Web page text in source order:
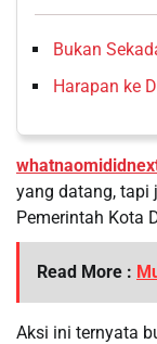
Bukan
Harapan ke
yang datang, tapi
Pemerintah Kota
Read More :
Aksi ini ternyata